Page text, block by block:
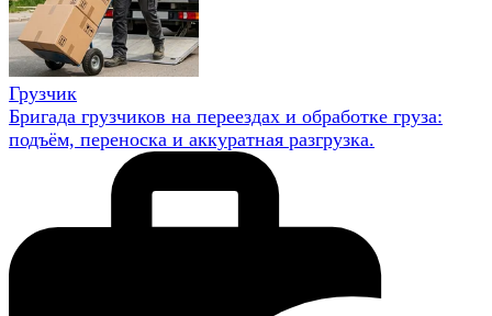
Грузчик
Бригада грузчиков на переездах и обработке груза:
подъём, переноска и аккуратная разгрузка.